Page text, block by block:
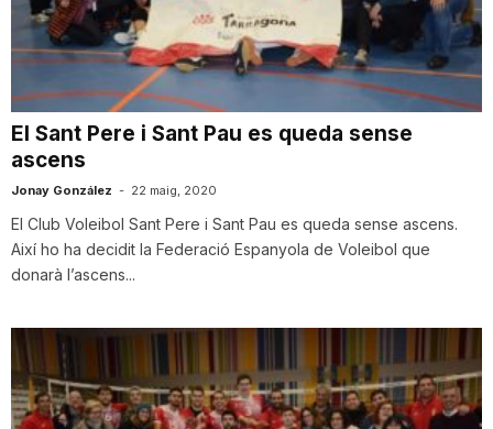
El Sant Pere i Sant Pau es queda sense
ascens
Jonay González - 22 maig, 2020
El Club Voleibol Sant Pere i Sant Pau es queda sense ascens.
Així ho ha decidit la Federació Espanyola de Voleibol que
donarà l’ascens...